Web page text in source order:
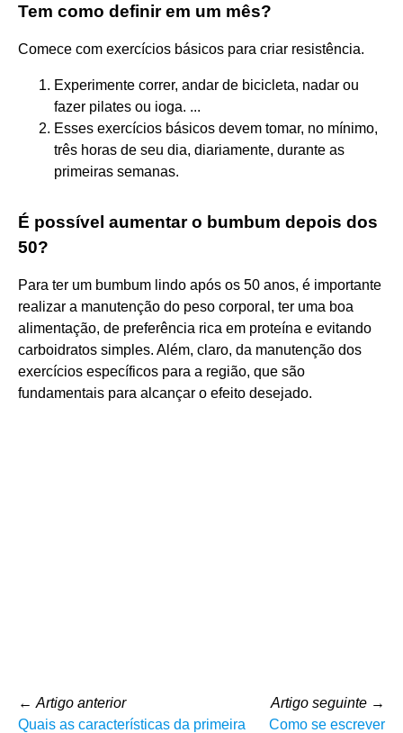
Tem como definir em um mês?
Comece com exercícios básicos para criar resistência.
Experimente correr, andar de bicicleta, nadar ou
fazer pilates ou ioga. ...
Esses exercícios básicos devem tomar, no mínimo,
três horas de seu dia, diariamente, durante as
primeiras semanas.
É possível aumentar o bumbum depois dos
50?
Para ter um bumbum lindo após os 50 anos, é importante
realizar a manutenção do peso corporal, ter uma boa
alimentação, de preferência rica em proteína e evitando
carboidratos simples. Além, claro, da manutenção dos
exercícios específicos para a região, que são
fundamentais para alcançar o efeito desejado.
← Artigo anterior
Quais as características da primeira
Artigo seguinte →
Como se escrever